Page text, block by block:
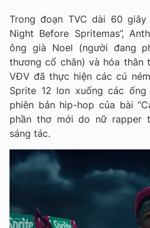
Trong đoạn TVC dài 60 giây
Night Before Spritemas”,
ông già Noel (người đang
thương cổ chân) và hóa thân
VĐV đã thực hiện các cú
Sprite 12 lon xuống các
phiên bản hip-hop của bài
phần thơ mới do nữ rapper
sáng tác.